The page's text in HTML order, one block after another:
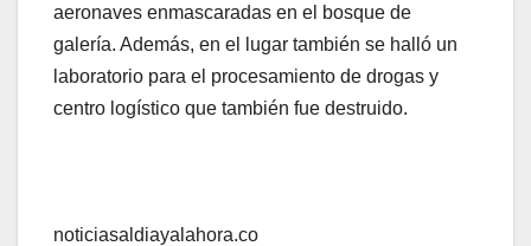
aeronaves enmascaradas en el bosque de
galería. Además, en el lugar también se halló un
laboratorio para el procesamiento de drogas y
centro logístico que también fue destruido.
noticiasaldiayalahora.co